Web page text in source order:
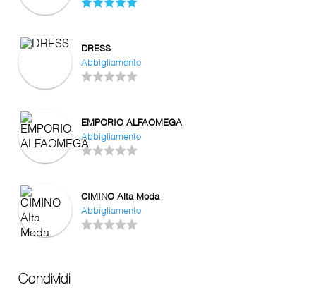
DRESS
Abbigliamento
EMPORIO ALFAOMEGA
Abbigliamento
CIMINO Alta Moda
Abbigliamento
Condividi